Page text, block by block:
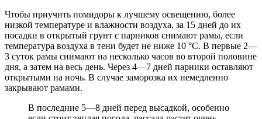
Чтобы приучить помидоры к лучшему освещению, более
низкой температуре и влажности воздуха, за 15 дней до их
посадки в открытый грунт с парников снимают рамы, если
температура воздуха в тени будет не ниже 10 °С. В первые 2—
3 суток рамы снимают на несколько часов во второй половине
дня, а затем на весь день. Через 4—7 дней парники оставляют
открытыми на ночь. В случае заморозка их немедленно
закрывают рамами.
В последние 5—8 дней перед высадкой, особенно